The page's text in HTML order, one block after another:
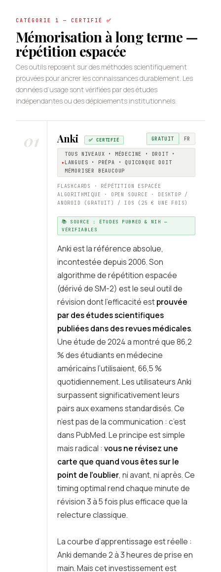
CATÉGORIE 1 — CERTIFIÉ ✅
Mémorisation à long terme —
répétition espacée
Ces outils reposent sur des méthodes scientifiquement
prouvées pour ancrer les connaissances durablement. Les
données d’usage sont vérifiées par des études
indépendantes ou des déploiements institutionnels.
01 Anki ✅ CERTIFIÉ GRATUIT FR
TOUS NIVEAUX • MÉDECINE • DROIT •
LANGUES • PRÉPA • QUICONQUE DOIT
MÉMORISER BEAUCOUP
FLASHCARDS · RÉPÉTITION ESPACÉE
ALGORITHMIQUE · OPEN SOURCE · DESKTOP /
ANDROID (GRATUIT) / IOS (25 € UNE FOIS)
📚 SOURCE : ÉTUDES PUBMED & NIH —
VÉRIFIABLES
Anki est la référence absolue,
incontestée depuis 2006. Son
algorithme de répétition espacée
(dérivé de SM-2) est le seul outil de
révision dont l’efficacité estprouvée
par des études scientifiques
publiées dans des revues médicales.
Une étude de 2024 a montré que 86,2
% des étudiants en médecine
américains l’utilisaient, 66,5 %
quotidiennement. Les utilisateurs Anki
surpassent significativement leurs
pairs aux examens standardisés. Ce
n’est pas de la communication : c’est
dans PubMed. Le principe est simple
mais radical : vous ne révisez une
carte que quand vous êtes sur le
point de l’oublier, ni avant, ni après. Ce
timing optimal rend chaque minute de
révision 3 à 5 fois plus efficace que la
relecture classique.
La courbe d’apprentissage est réelle :
Anki demande 2 à 3 heures de prise en
main. Mais cet investissement est